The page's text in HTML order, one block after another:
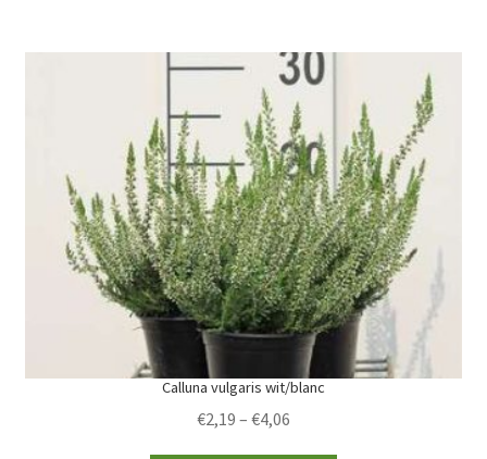
options
may
be
chosen
on
the
product
page
Calluna vulgaris wit/blanc
€2,19 – €4,06